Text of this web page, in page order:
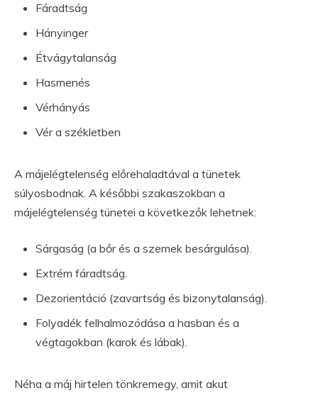
Fáradtság
Hányinger
Étvágytalanság
Hasmenés
Vérhányás
Vér a székletben
A májelégtelenség előrehaladtával a tünetek
súlyosbodnak. A későbbi szakaszokban a
májelégtelenség tünetei a következők lehetnek:
Sárgaság (a bőr és a szemek besárgulása).
Extrém fáradtság.
Dezorientáció (zavartság és bizonytalanság).
Folyadék felhalmozódása a hasban és a
végtagokban (karok és lábak).
Néha a máj hirtelen tönkremegy, amit akut